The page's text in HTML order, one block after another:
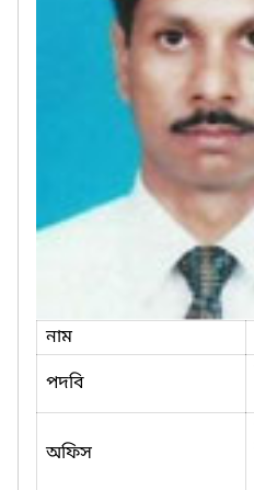
নাম
পদবি
অফিস